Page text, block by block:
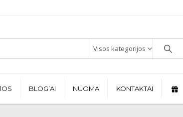
Visos kategorijos
BLOG’AI NUOMA KONTAKTAI